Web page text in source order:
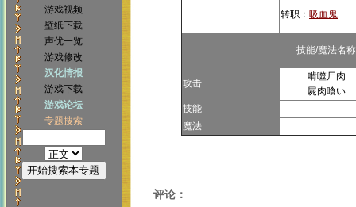
转职： 吸血鬼
技能/魔法名称
攻击
啃噬尸肉
屍肉喰い
技能
魔法
评论：
游戏视频
壁纸下载
声优一览
游戏修改
汉化情报
游戏下载
游戏论坛
专题搜索